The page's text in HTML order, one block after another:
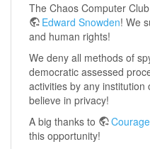
The Chaos Computer
Edward Snowden! We
and human rights!
We deny all methods of
democratic assessed
activities by any
believe in privacy!
A big thanks to
this opportunity!